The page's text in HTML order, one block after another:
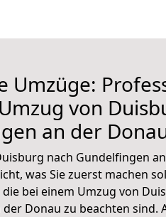
Umzüge:
von
an der
nach Gundelfingen
was Sie zuerst machen
bei einem Umzug von
Donau zu beachten sind.